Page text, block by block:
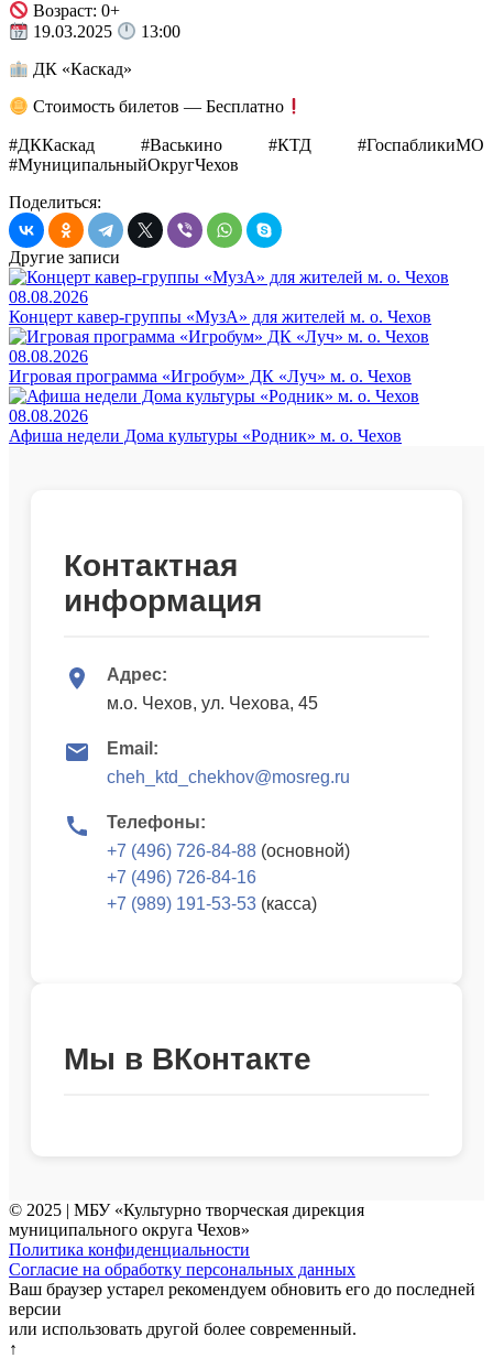
Возраст: 0+
19.03.2025
13:00
ДК «Каскад»
Стоимость билетов — Бесплатно
#ДККаскад #Васькино #КТД #ГоспабликиМО
#МуниципальныйОкругЧехов
Поделиться:
Другие записи
08.08.2026
Концерт кавер-группы «МузА» для жителей м. о. Чехов
08.08.2026
Игровая программа «Игробум» ДК «Луч» м. о. Чехов
08.08.2026
Афиша недели Дома культуры «Родник» м. о. Чехов
Контактная
информация
Адрес:
м.о. Чехов, ул. Чехова, 45
Email:
cheh_ktd_chekhov@mosreg.ru
Телефоны:
+7 (496) 726-84-88 (основной)
+7 (496) 726-84-16
+7 (989) 191-53-53 (касса)
Мы в ВКонтакте
© 2025 | МБУ «Культурно творческая дирекция
муниципального округа Чехов»
Политика конфиденциальности
Согласие на обработку персональных данных
Ваш браузер устарел рекомендуем обновить его до последней
версии
или использовать другой более современный.
↑